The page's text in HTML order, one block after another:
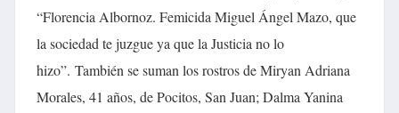
“Florencia Albornoz. Femicida Miguel Ángel Mazo, que
la sociedad te juzgue ya que la Justicia no lo
hizo”. También se suman los rostros de Miryan Adriana
Morales, 41 años, de Pocitos, San Juan; Dalma Yanina